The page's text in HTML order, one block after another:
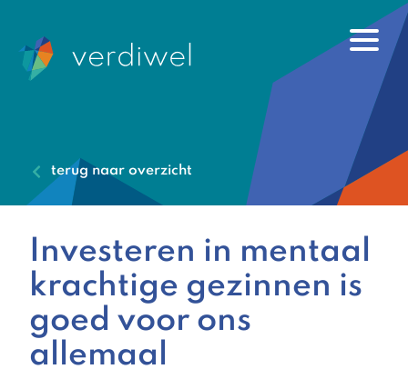
terug naar overzicht
Investeren in mentaal
krachtige gezinnen is
goed voor ons
allemaal